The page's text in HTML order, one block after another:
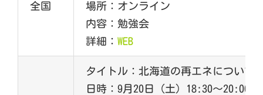
全国
場所：オンライン
内容：勉強会
詳細： WEB
タイトル：北海道の再エネについて
日時：9月20日（土）18:30～20:00